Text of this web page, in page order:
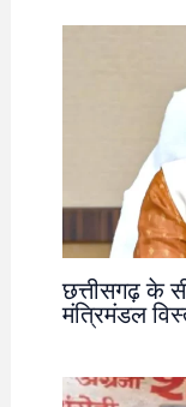
छत्तीसगढ़ के
मंत्रिमंडल